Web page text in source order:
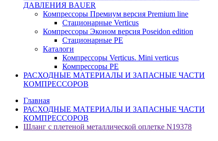
ДАВЛЕНИЯ BAUER
Компрессоры Премиум версия Premium line
Стационарные Verticus
Компрессоры Эконом версия Poseidon edition
Стационарные PE
Каталоги
Компрессоры Verticus. Mini verticus
Компрессоры PE
РАСХОДНЫЕ МАТЕРИАЛЫ И ЗАПАСНЫЕ ЧАСТИ
КОМПРЕССОРОВ
Главная
РАСХОДНЫЕ МАТЕРИАЛЫ И ЗАПАСНЫЕ ЧАСТИ
КОМПРЕССОРОВ
Шланг с плетеной металлической оплетке N19378